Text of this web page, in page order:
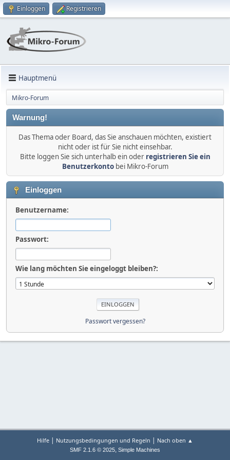
Einloggen Registrieren
Hauptmenü
Mikro-Forum
Warnung!
Das Thema oder Board, das Sie anschauen möchten, existiert
nicht oder ist für Sie nicht einsehbar.
Bitte loggen Sie sich unterhalb ein oder registrieren Sie ein
Benutzerkontobei Mikro-Forum
Einloggen
Benutzername:
Passwort:
Wie lang möchten Sie eingeloggt bleiben?:
Passwort vergessen?
Hilfe | Nutzungsbedingungen und Regeln | Nach oben ▲
SMF 2.1.6 © 2025, Simple Machines